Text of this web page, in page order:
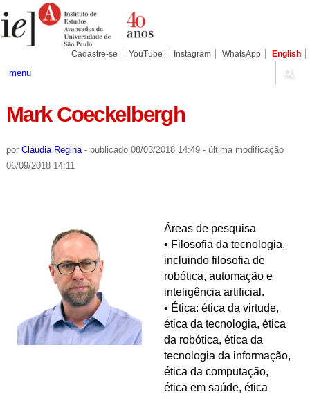
para
conteúdo.
Pessoais
Cadastre-se YouTube Instagram WhatsApp English
menu
Mark Coeckelbergh
por Cláudia Regina - publicado08/03/2018 14:49 - última modificação
06/09/2018 14:11
Áreas de pesquisa
• Filosofia da tecnologia,
incluindo filosofia de
robótica, automação e
inteligência artificial.
• Ética: ética da virtude,
ética da tecnologia, ética
da robótica, ética da
tecnologia da informação,
ética da computação,
ética em saúde, ética